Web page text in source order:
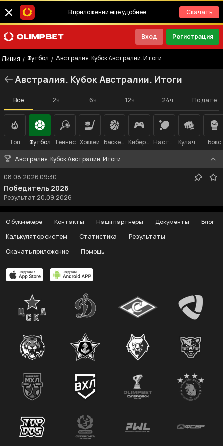
В приложении ещё удобнее Скачать
Вход Регистрация
Линия / Футбол / Австралия. Кубок Австралии. Итоги
Австралия. Кубок Австралии. Итоги
Все 2ч 6ч 12ч 24ч По дате
Топ Футбол Теннис Хоккей Баскетбол Киберспорт Настольный теннис Кулачные бои
Бокс
Австралия. Кубок Австралии. Итоги
08.08.2026 09:30
Победитель 2026
Результат 20.09.2026
О букмекере Контакты Наши партнеры Документы
Блог
Калькулятор систем
Статистика
Результаты
Скачать приложение
Помощь